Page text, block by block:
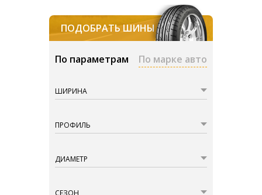
ПОДОБРАТЬ ШИНЫ
По параметрам По марке авто
ШИРИНА
ПРОФИЛЬ
ДИАМЕТР
СЕЗОН